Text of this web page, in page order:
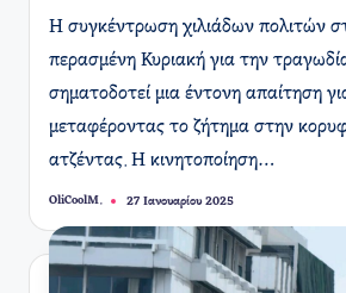
Η συγκέντρωση χιλιάδων πολιτών
περασμένη Κυριακή για την
σηματοδοτεί μια έντονη απαίτηση
μεταφέροντας το ζήτημα στην
ατζέντας. Η κινητοποίηση…
Συγγραφέας:
OliCoolM. 27 Ιανουαρίου 2025